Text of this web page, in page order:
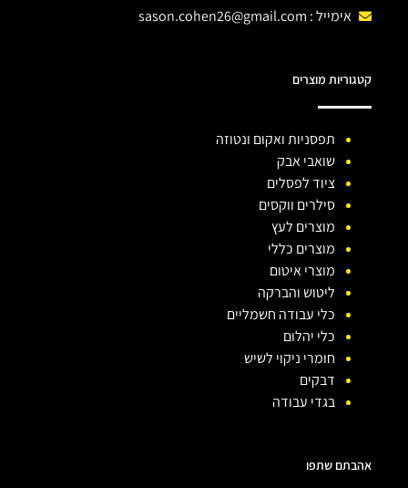
אימייל : sason.cohen26@gmail.com
קטגוריות מוצרים
תפסניות ואקום ונטוזה
שואבי אבק
ציוד לפסלים
סילרים ווקסים
מוצרים לעץ
מוצרים כללי
מוצרי איטום
ליטוש והברקה
כלי עבודה חשמליים
כלי יהלום
חומרי ניקוי לשיש
דבקים
בגדי עבודה
אהבתם שתפו